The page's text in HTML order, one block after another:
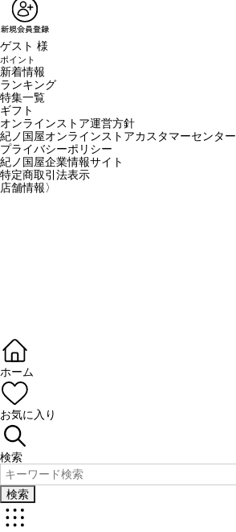
ゲスト 様
ポイント
新着情報
ランキング
特集一覧
ギフト
オンラインストア運営方針
紀ノ国屋オンラインストアカスタマーセンター
プライバシーポリシー
紀ノ国屋企業情報サイト
特定商取引法表示
店舗情報〉
ホーム
お気に入り
検索
検索